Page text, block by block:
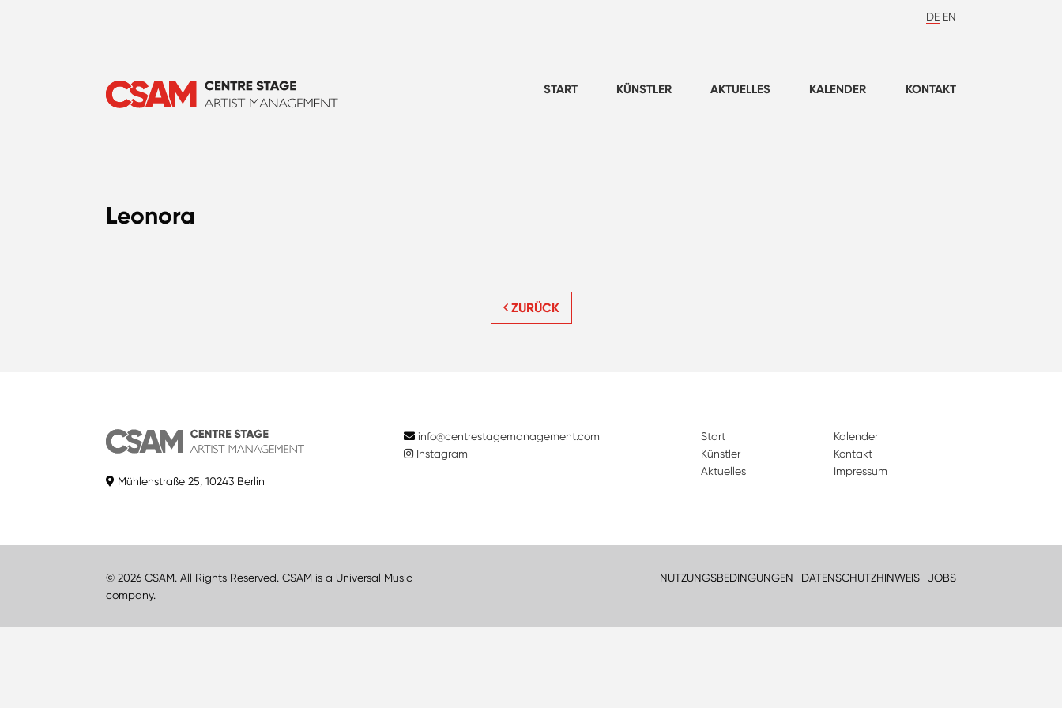
DE EN
START KÜNSTLER AKTUELLES KALENDER KONTAKT
Leonora
ZURÜCK
Mühlenstraße 25, 10243 Berlin
info@centrestagemanagement.com
Instagram
Start
Künstler
Aktuelles
Kalender
Kontakt
Impressum
© 2026 CSAM. All Rights Reserved. CSAM is a Universal Music
company.
NUTZUNGSBEDINGUNGEN DATENSCHUTZHINWEIS JOBS